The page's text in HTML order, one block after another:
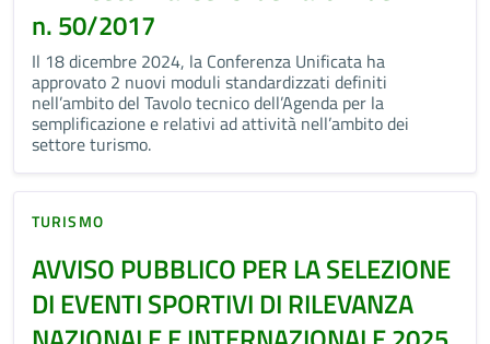
n. 50/2017
Il 18 dicembre 2024, la Conferenza Unificata ha
approvato 2 nuovi moduli standardizzati definiti
nell’ambito del Tavolo tecnico dell’Agenda per la
semplificazione e relativi ad attività nell’ambito dei
settore turismo.
TURISMO
AVVISO PUBBLICO PER LA SELEZIONE
DI EVENTI SPORTIVI DI RILEVANZA